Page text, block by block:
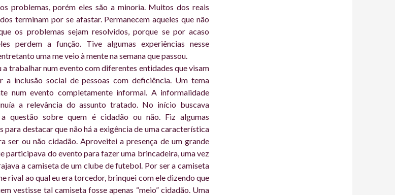
problemas, porém eles são a minoria. Muitos dos reais
terminam por se afastar. Permanecem aqueles que não
os problemas sejam resolvidos, porque se por acaso
perdem a função. Tive algumas experiências nesse
uma me veio à mente na semana que passou.
a trabalhar num evento com diferentes entidades que visam
a inclusão social de pessoas com deficiência. Um tema
num evento completamente informal. A informalidade
a relevância do assunto tratado. No início buscava
questão sobre quem é cidadão ou não. Fiz algumas
para destacar que não há a exigência de uma característica
ser ou não cidadão. Aproveitei a presença de um grande
participava do evento para fazer uma brincadeira, uma vez
a camiseta de um clube de futebol. Por ser a camiseta
rival ao qual eu era torcedor, brinquei com ele dizendo que
vestisse tal camiseta fosse apenas “meio” cidadão. Uma